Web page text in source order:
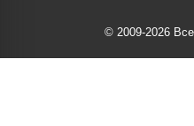
© 2009-2026